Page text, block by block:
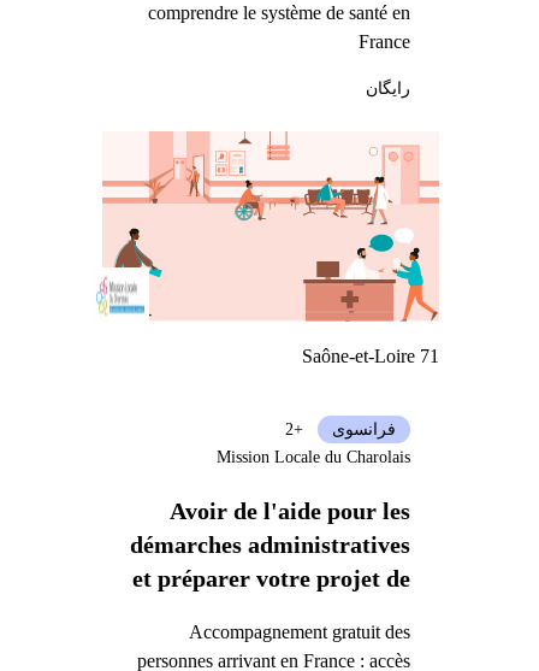
comprendre le système de santé en
France
رایگان
Saône-et-Loire 71
Avoir de l'aide pour les
démarches administratives
et préparer votre projet de
Accompagnement gratuit des
personnes arrivant en France : accès
فرانسوی
+2
Mission Locale du Charolais